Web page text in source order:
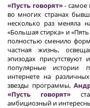
«Пусть говорят»- самое
во многих странах
несколько раз меняла
«Большая стирка» и
полностью сменило
частная жизнь,
эпизодах
популярные истории
интернете на
звезды программы,
«Пусть говорят»
амбициозный и